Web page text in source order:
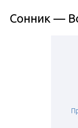
Сонник —